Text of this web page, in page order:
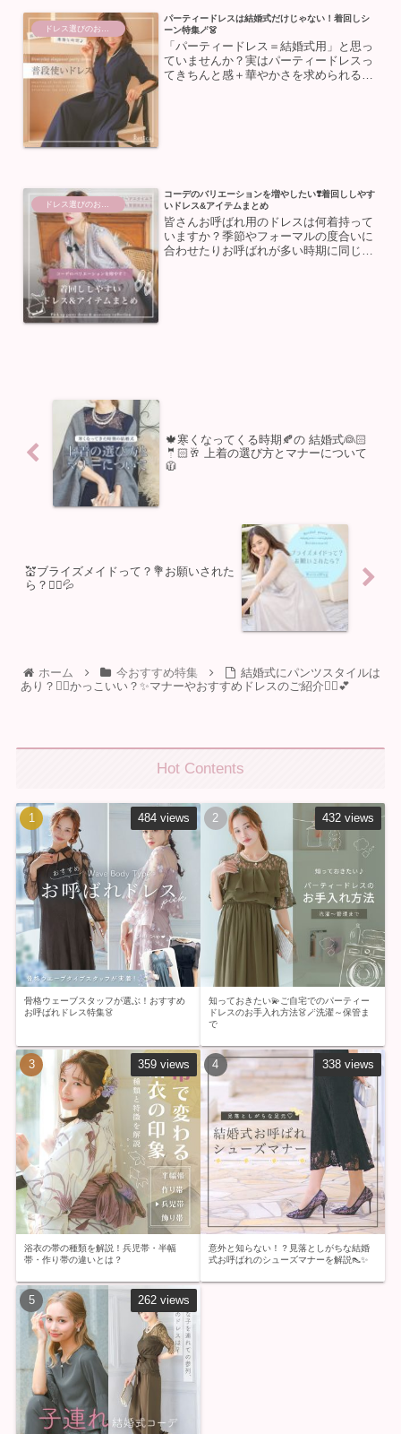
パーティードレスは結婚式だけじゃない！着回しシ
ーン特集🪄👗
「パーティードレス＝結婚式用」と思っ
ていませんか？実はパーティードレスっ
てきちんと感＋華やかさを求められる場
ドレス選びのお助け
コーデのバリエーションを増やしたい❣️着回ししやす
いドレス&アイテムまとめ
皆さんお呼ばれ用のドレスは何着持って
いますか？季節やフォーマルの度合いに
合わせたりお呼ばれが多い時期に同じド
🍁寒くなってくる時期🍂の 結婚式👰🏻
🤵🏻🥂 上着の選び方とマナーについて
🧥
💒ブライズメイドって？💐お願いされた
ら？🤷‍♀️💦
ホーム 今おすすめ特集
結婚式にパンツスタイルは
あり？🙆‍♀️かっこいい？✨マナーやおすすめドレスのご紹介💁‍♀️💕
Hot Contents
骨格ウェーブスタッフが選ぶ！おすすめ
お呼ばれドレス特集👗
484 views
知っておきたい💫ご自宅でのパーティー
ドレスのお手入れ方法👗🪄洗濯～保管ま
で
432 views
浴衣の帯の種類を解説！兵児帯・半幅
帯・作り帯の違いとは？
359 views
意外と知らない！？見落としがちな結婚
式お呼ばれのシューズマナーを解説👠✨
338 views
262 views